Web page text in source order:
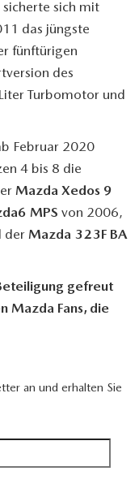
sich mit
das jüngste
fünftürigen
des
Turbomotor und
Februar 2020
4 bis 8 die
Mazda Xedos 9
MPS von 2006,
der Mazda 323F BA
gefreut
Mazda Fans, die
an und erhalten Sie